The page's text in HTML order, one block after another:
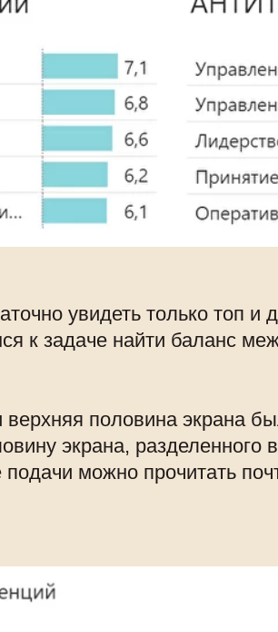
увидеть только топ
к задаче найти баланс
верхняя половина экрана
экрана,
можно прочитать